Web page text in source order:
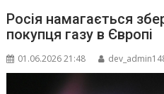
Росія намагається
покупця газу в Європі
01.06.2026 21:48